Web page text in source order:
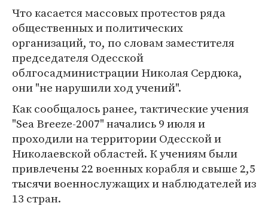
Что касается массовых протестов ряда
общественных и политических
организаций, то, по словам заместителя
председателя Одесской
облгосадминистрации Николая Сердюка,
они "не нарушили ход учений".
Как сообщалось ранее, тактические учения
"Sea Breeze-2007" начались 9 июля и
проходили на территории Одесской и
Николаевской областей. К учениям были
привлечены 22 военных корабля и свыше 2,5
тысячи военнослужащих и наблюдателей из
13 стран.